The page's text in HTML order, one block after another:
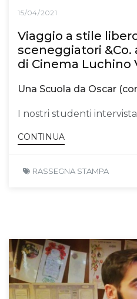
15/04/2021
Viaggio a stile
sceneggiatori &Co.
di Cinema Luchino
Una Scuola da Oscar
I nostri studenti
CONTINUA
RASSEGNA STAMPA